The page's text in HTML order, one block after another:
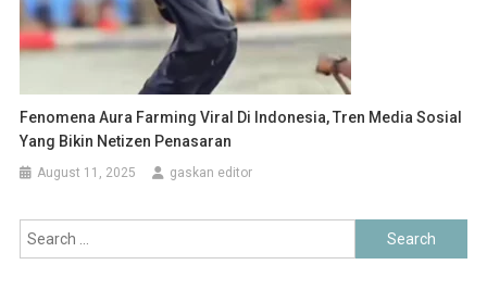
Fenomena Aura Farming Viral Di Indonesia, Tren Media Sosial
Yang Bikin Netizen Penasaran
August 11, 2025 gaskan editor
Search
for: